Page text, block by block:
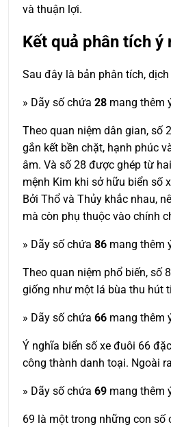
và thuận lợi.
Kết quả phân tích ý
Sau đây là bản phân tích,
» Dãy số chứa 28 mang thêm
Theo quan niệm dân gian, số
gắn kết bền chặt, hạnh phúc
âm. Và số 28 được ghép từ
mệnh Kim khi sở hữu biển số
Bởi Thổ và Thủy khắc nhau,
mà còn phụ thuộc vào chính
» Dãy số chứa 86 mang thêm
Theo quan niệm phổ biến, số
giống như một lá bùa thu hút
» Dãy số chứa 66 mang thêm
Ý nghĩa biển số xe đuôi 66
công thành danh toại. Ngoài
» Dãy số chứa 69 mang thêm
69 là một trong những con số